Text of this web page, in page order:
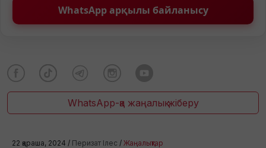
WhatsApp арқылы байланысу
WhatsApp-қа жаңалық жіберу
22 қараша, 2024 / Перизат Ілес / Жаңалықтар